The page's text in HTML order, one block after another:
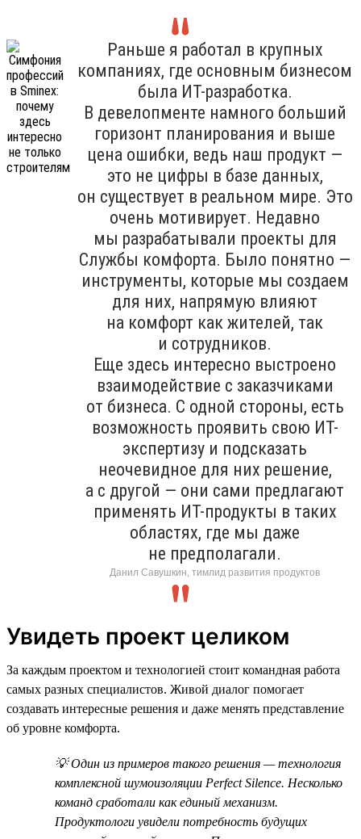
Раньше я работал в крупных
компаниях, где основным бизнесом
была ИТ-разработка.
В девелопменте намного больший
горизонт планирования и выше
цена ошибки, ведь наш продукт —
это не цифры в базе данных,
он существует в реальном мире. Это
очень мотивирует. Недавно
мы разрабатывали проекты для
Службы комфорта. Было понятно —
инструменты, которые мы создаем
для них, напрямую влияют
на комфорт как жителей, так
и сотрудников.
Еще здесь интересно выстроено
взаимодействие с заказчиками
от бизнеса. С одной стороны, есть
возможность проявить свою ИТ-
экспертизу и подсказать
неочевидное для них решение,
а с другой — они сами предлагают
применять ИТ-продукты в таких
областях, где мы даже
не предполагали.
Данил Савушкин, тимлид развития продуктов
Увидеть проект целиком
За каждым проектом и технологией стоит командная работа
самых разных специалистов. Живой диалог помогает
создавать интересные решения и даже менять представление
об уровне комфорта.
💡 Один из примеров такого решения — технология
комплексной шумоизоляции Perfect Silence. Несколько
команд сработали как единый механизм.
Продуктологи увидели потребность будущих